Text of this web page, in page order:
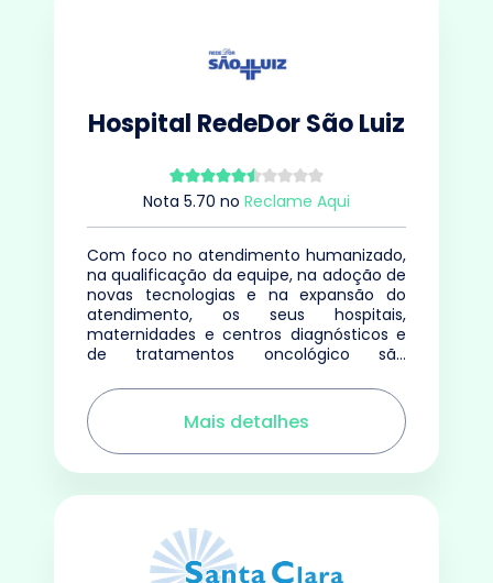
Hospital RedeDor São Luiz
Nota 5.70 no Reclame Aqui
Com foco no atendimento humanizado,
na qualificação da equipe, na adoção de
novas tecnologias e na expansão do
atendimento, os seus hospitais,
maternidades e centros diagnósticos e
de tratamentos oncológico são
Mais detalhes